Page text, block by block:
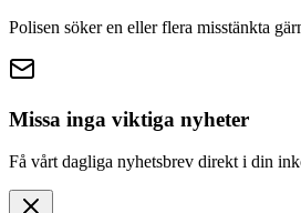
Polisen söker en eller flera misstänkta
Missa inga viktiga nyheter
Få vårt dagliga nyhetsbrev direkt i din